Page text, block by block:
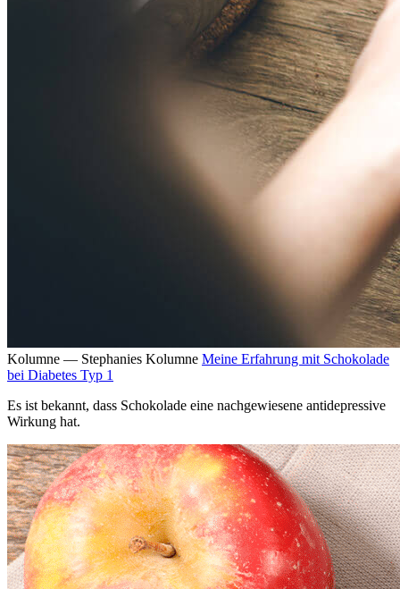
Kolumne — Stephanies Kolumne Meine Erfahrung mit Schokolade
bei Diabetes Typ 1
Es ist bekannt, dass Schokolade eine nachgewiesene antidepressive
Wirkung hat.